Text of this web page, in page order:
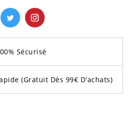
Sécurisé
(Gratuit Dès 99€ D'achats)